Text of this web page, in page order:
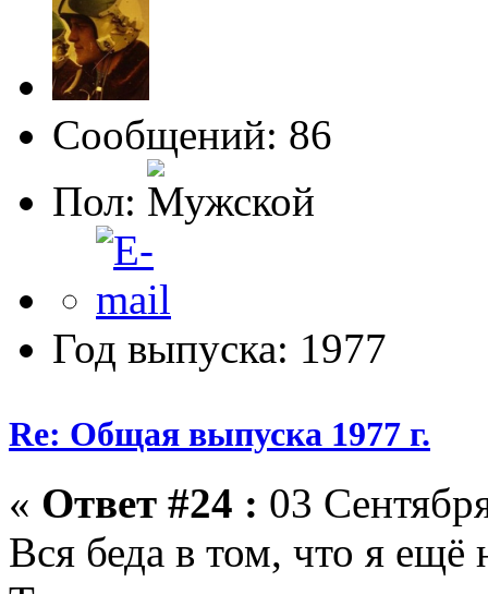
Сообщений: 86
Пол:
Год выпуска: 1977
Re: Общая выпуска 1977 г.
« Ответ #24 : 03
Вся беда в том, что я